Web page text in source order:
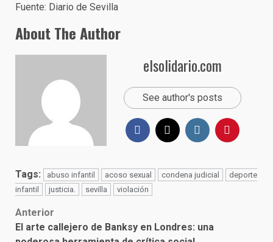
Fuente: Diario de Sevilla
About The Author
elsolidario.com
See author's posts
Tags: abuso infantil acoso sexual condena judicial
deporte
infantil
justicia. sevilla violación
Post
Anterior
El arte callejero de Banksy en Londres: una